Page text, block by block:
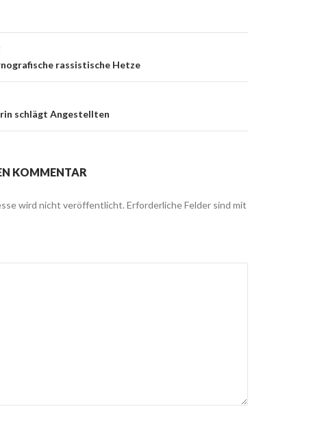
rassistische Hetze
schlägt Angestellten
KOMMENTAR
wird nicht veröffentlicht. Erforderliche Felder sind mit